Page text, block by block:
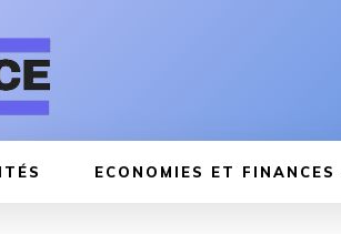
ECONOMIES ET FINANCES